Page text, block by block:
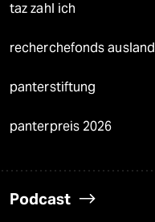
taz zahl ich
recherchefonds ausland
panterstiftung
panterpreis 2026
Podcast